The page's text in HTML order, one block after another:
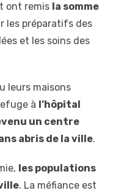
ont remis la somme
les préparatifs des
et les soins des
leurs maisons
à l’hôpital
un centre
abris de la ville.
les populations
. La méfiance est